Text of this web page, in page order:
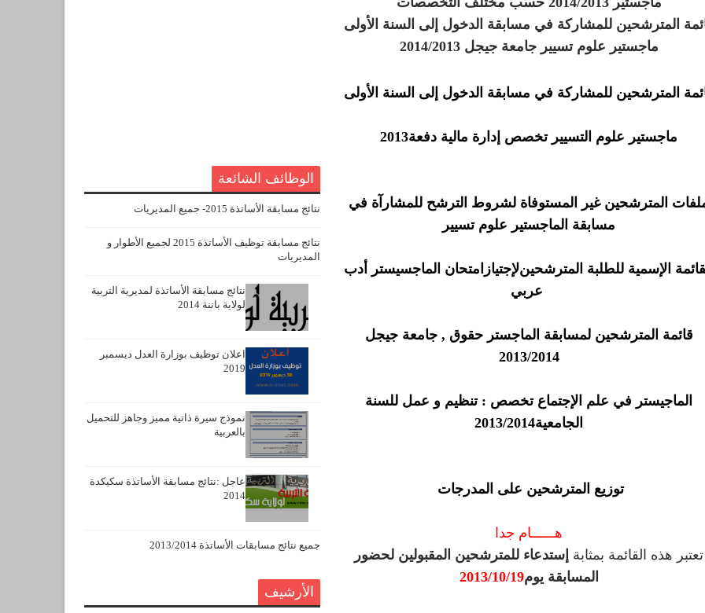
المترشحين للمشاركة في مسابقة الدخول إلى السنة الأولى
ماجستير علوم تسيير جامعة جيجل 2014/2013
المترشحين للمشاركة في مسابقة الدخول إلى السنة الأولى
ماجستير علوم التسيير تخصص إدارة مالية دفعة2013
المترشحين غير المستوفاة لشروط الترشح للمشارآة في
مسابقة الماجستير علوم تسيير
اﻹسمية للطلبة المترشحينﻹجتيازامتحان الماجسيستر أدب
قائمة المترشحين لمسابقة الماجستر حقوق , جامعة جيجل
2013/2014
الماجيستر في علم الإجتماع تخصص : تنظيم و عمل للسنة
الجامعية2013/2014
توزيع المترشحين على المدرجات
هــــــام جدا
تعتبر هذه القائمة بمثابة إستدعاء للمترشحين المقبولين لحضور
المسابقة يوم2013/10/19
الوظائف الشائعة
نتائج مسابقة الأساتذة 2015- جميع المديريات
نتائج مسابقة توظيف الأساتذة 2015 لجميع الأطوار و
المديريات
نتائج مسابقة الأساتذة لمديرية التربية
لولاية باتنة 2014
اعلان توظيف بوزارة العدل ديسمبر
2019
نموذج سيرة ذاتية مميز وجاهز للتحميل
بالعربية
عاجل :نتائج مسابقة الأساتذة سكيكدة
2014
جميع نتائج مسابقات الأساتذة 2013/2014
الأرشيف